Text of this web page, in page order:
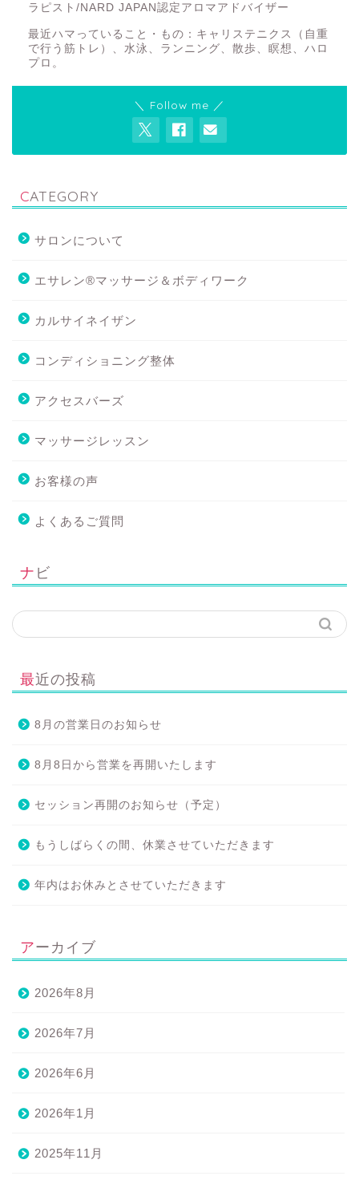
ラピスト/NARD JAPAN認定アロマアドバイザー
最近ハマっていること・もの：キャリステニクス（自重
で行う筋トレ）、水泳、ランニング、散歩、瞑想、ハロ
プロ。
＼ Follow me ／
CATEGORY
サロンについて
エサレン®マッサージ＆ボディワーク
カルサイネイザン
コンディショニング整体
アクセスバーズ
マッサージレッスン
お客様の声
よくあるご質問
ナビ
最近の投稿
8月の営業日のお知らせ
8月8日から営業を再開いたします
セッション再開のお知らせ（予定）
もうしばらくの間、休業させていただきます
年内はお休みとさせていただきます
アーカイブ
2026年8月
2026年7月
2026年6月
2026年1月
2025年11月